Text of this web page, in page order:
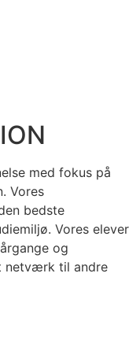
med fokus på
Vores
bedste
Vores elever
og
netværk til andre